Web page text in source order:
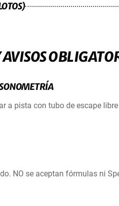
a pista con tubo de escape
NO se aceptan fórmulas ni